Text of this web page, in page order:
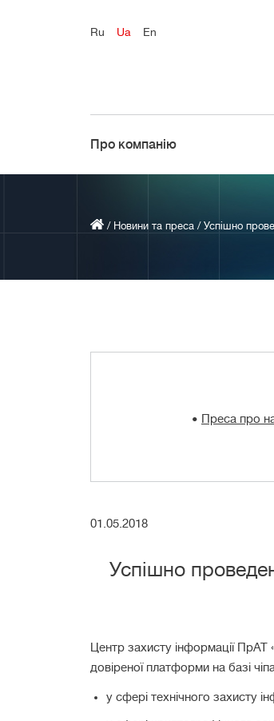
Ru Ua En
Про компанію
/ Новини та преса/ Успішно
Преса про
01.05.2018
Успішно
Центр захисту інформації ПрАТ
довіреної платформи на базі
у сфері технічного захисту